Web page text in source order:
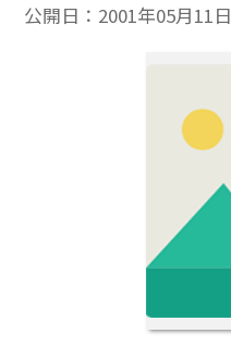
公開日： 2001年05月11日